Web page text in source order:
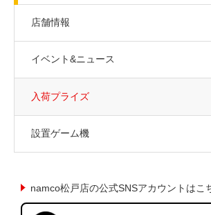
店舗情報
イベント&ニュース
入荷プライズ
設置ゲーム機
namco松戸店の公式SNSアカウントはこ